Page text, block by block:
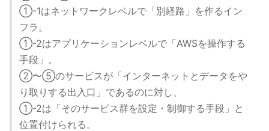
①-1はネットワークレベルで「別経路」を作るイン
フラ。
①-2はアプリケーションレベルで「AWSを操作する
手段」。
②〜⑤のサービスが「インターネットとデータをや
り取りする出入口」であるのに対し、
①-2は「そのサービス群を設定・制御する手段」と
位置付けられる。